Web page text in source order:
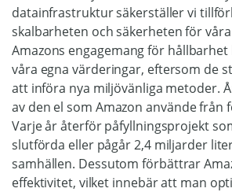
datainfrastruktur säkerställer vi
skalbarheten och säkerheten för
Amazons engagemang för hållbarhet
våra egna värderingar, eftersom de
att införa nya miljövänliga metoder.
av den el som Amazon använde från
Varje år återför påfyllningsprojekt
slutförda eller pågår 2,4 miljarder
samhällen. Dessutom förbättrar
effektivitet, vilket innebär att man